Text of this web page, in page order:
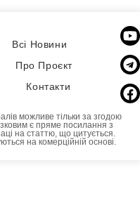
Всі Новини
Про Проєкт
Контакти
можливе тільки за згодою
є пряме посилання з
на статтю, що цитується.
на комерційній основі.